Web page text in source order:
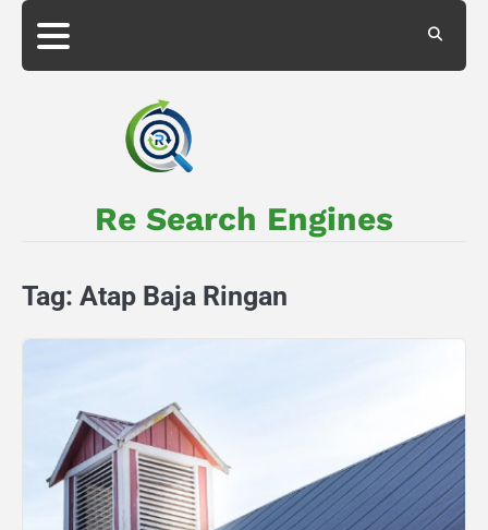
Skip
content
About
Privacy
Re Search Engines
Tag: Atap Baja Ringan